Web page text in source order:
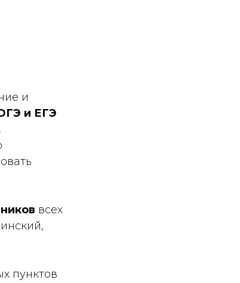
и
и ЕГЭ
всех
пунктов